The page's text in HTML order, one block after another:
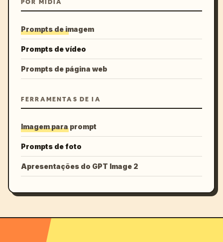
POR MÍDIA
Prompts de imagem
Prompts de vídeo
Prompts de página web
FERRAMENTAS DE IA
Imagem para prompt
Prompts de foto
Apresentações do GPT Image 2